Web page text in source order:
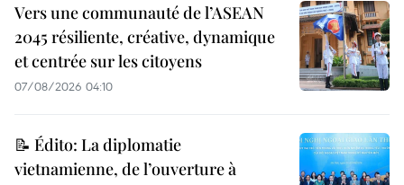
Vers une communauté de l’ASEAN
2045 résiliente, créative, dynamique
et centrée sur les citoyens
07/08/2026 04:10
📝 Édito: La diplomatie
vietnamienne, de l’ouverture à